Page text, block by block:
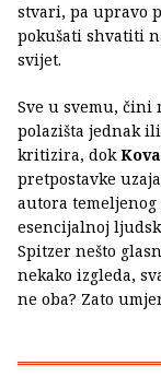
stvari, pa upravo
pokušati shvatiti
svijet.
Sve u svemu, čini
polazišta jednak
kritizira, dok
pretpostavke
autora temeljenog
esencijalnoj
Spitzer nešto
nekako izgleda,
ne oba? Zato